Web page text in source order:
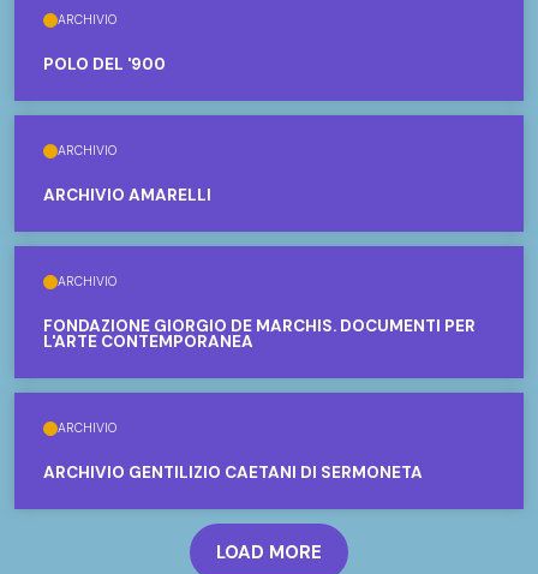
ARCHIVIO
POLO DEL '900
ARCHIVIO
ARCHIVIO AMARELLI
ARCHIVIO
FONDAZIONE GIORGIO DE MARCHIS. DOCUMENTI PER
L'ARTE CONTEMPORANEA
ARCHIVIO
ARCHIVIO GENTILIZIO CAETANI DI SERMONETA
LOAD MORE